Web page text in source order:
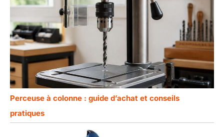
Perceuse à colonne : guide d’achat et conseils
pratiques